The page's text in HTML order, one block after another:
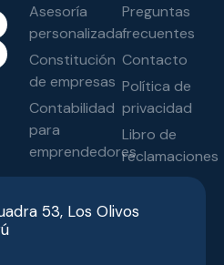
Asesoría
personalizada
Constitución
de empresas
Contabilidad
para
emprendedores
Preguntas
frecuentes
Contacto
Política de
privacidad
Libro de
reclamaciones
53, Los Olivos